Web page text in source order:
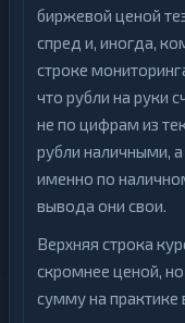
биржевой ценой
спред и, иногда,
строке
что рубли на руки
не по цифрам из
рубли наличными, а
именно по
вывода они свои.
Верхняя строка
скромнее ценой,
сумму на практике